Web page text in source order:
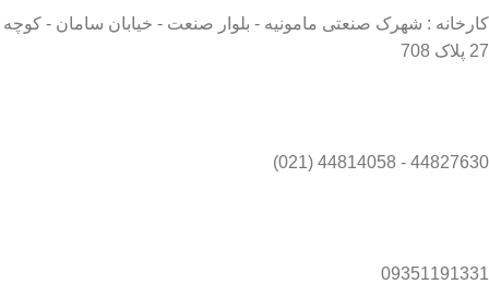
کارخانه : شهرک صنعتی مامونیه - بلوار صنعت - خیابان سامان - کوچه
27 پلاک 708
44827630 - 44814058 (021)
09351191331